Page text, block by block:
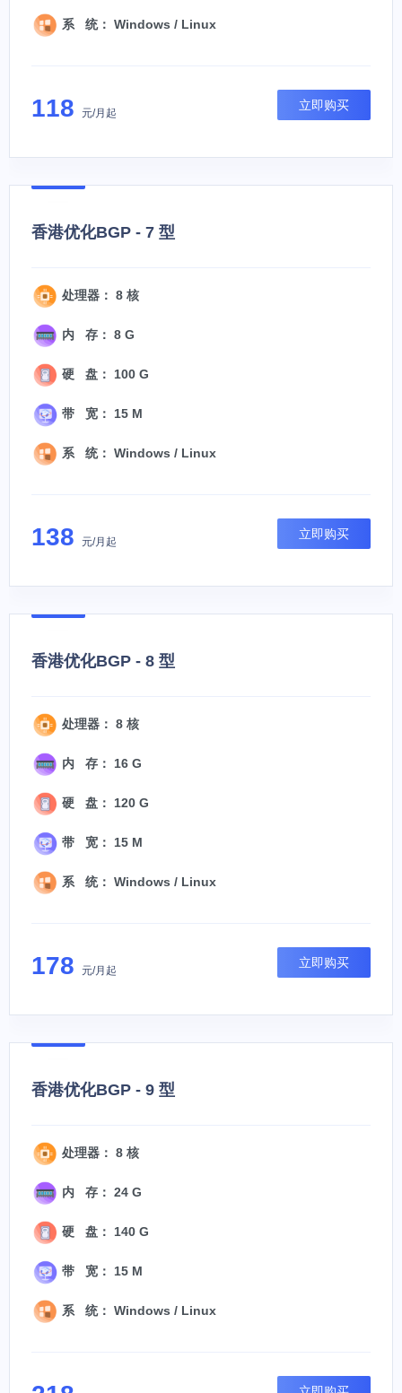
系 统： Windows / Linux
118 元/月起
立即购买
香港优化BGP - 7 型
处理器： 8 核
内 存： 8 G
硬 盘： 100 G
带 宽： 15 M
系 统： Windows / Linux
138 元/月起
立即购买
香港优化BGP - 8 型
处理器： 8 核
内 存： 16 G
硬 盘： 120 G
带 宽： 15 M
系 统： Windows / Linux
178 元/月起
立即购买
香港优化BGP - 9 型
处理器： 8 核
内 存： 24 G
硬 盘： 140 G
带 宽： 15 M
系 统： Windows / Linux